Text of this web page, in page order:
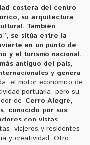
costera del centro
su arquitectura
. También
, se sitúa entre la
en un punto de
y el turismo nacional.
antiguo del país,
y genera
el motor económico de
portuaria, pero su
del Cerro Alegre,
conocido por sus
con vistas
viajeros y residentes
y creatividad. Otro